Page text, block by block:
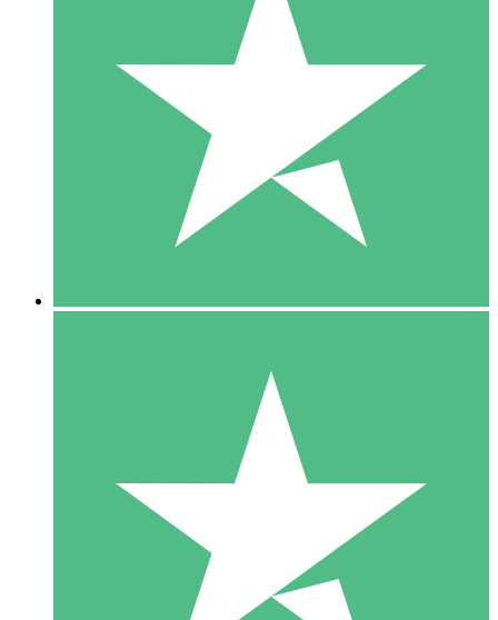
Individuelle Credit-Pakete
Zahlen Sie nach Bedarf mit Download-Credits. Keine
monatliche Verpflichtung erforderlich.
10 00
10 Downloads
20 00